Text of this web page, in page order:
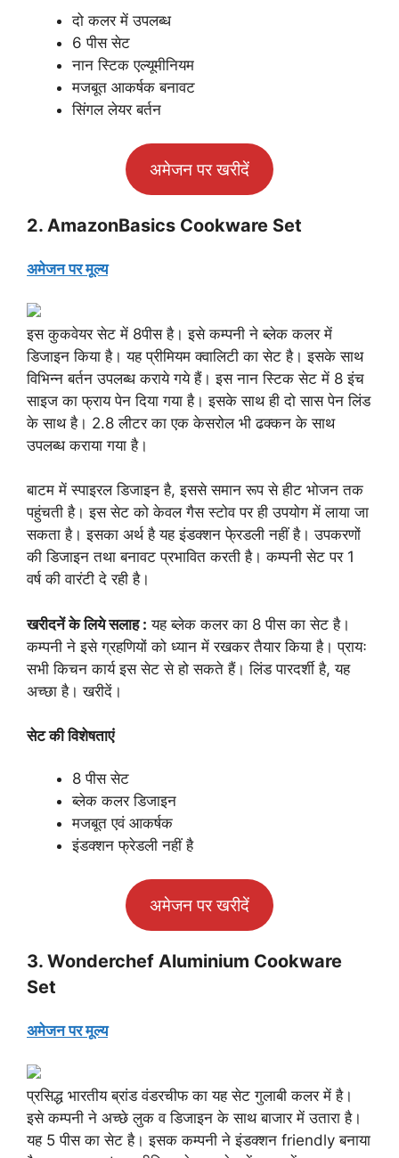
दो कलर में उपलब्ध
6 पीस सेट
नान स्टिक एल्यूमीनियम
मजबूत आकर्षक बनावट
सिंगल लेयर बर्तन
अमेजन पर खरीदें
2. AmazonBasics Cookware Set
अमेजन पर मूल्य
इस कुकवेयर सेट में 8पीस है। इसे कम्पनी ने ब्लेक कलर में
डिजाइन किया है। यह प्रीमियम क्वालिटी का सेट है। इसके साथ
विभिन्न बर्तन उपलब्ध कराये गये हैं। इस नान स्टिक सेट में 8 इंच
साइज का फ्राय पेन दिया गया है। इसके साथ ही दो सास पेन लिंड
के साथ है। 2.8 लीटर का एक केसरोल भी ढक्कन के साथ
उपलब्ध कराया गया है।
बाटम में स्पाइरल डिजाइन है, इससे समान रूप से हीट भोजन तक
पहुंचती है। इस सेट को केवल गैस स्टोव पर ही उपयोग में लाया जा
सकता है। इसका अर्थ है यह इंडक्शन फे्रडली नहीं है। उपकरणों
की डिजाइन तथा बनावट प्रभावित करती है। कम्पनी सेट पर 1
वर्ष की वारंटी दे रही है।
खरीदनें के लिये सलाह : यह ब्लेक कलर का 8 पीस का सेट है।
कम्पनी ने इसे ग्रहणियों को ध्यान में रखकर तैयार किया है। प्रायः
सभी किचन कार्य इस सेट से हो सकते हैं। लिंड पारदर्शी है, यह
अच्छा है। खरीदें।
सेट की विशेषताएं
8 पीस सेट
ब्लेक कलर डिजाइन
मजबूत एवं आकर्षक
इंडक्शन फ्रेडली नहीं है
अमेजन पर खरीदें
3. Wonderchef Aluminium Cookware
Set
अमेजन पर मूल्य
प्रसिद्ध भारतीय ब्रांड वंडरचीफ का यह सेट गुलाबी कलर में है।
इसे कम्पनी ने अच्छे लुक व डिजाइन के साथ बाजार में उतारा है।
यह 5 पीस का सेट है। इसक कम्पनी ने इंडक्शन friendly बनाया